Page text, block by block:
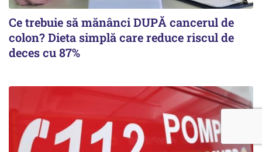
Ce trebuie să mănânci DUPĂ cancerul de
colon? Dieta simplă care reduce riscul de
deces cu 87%